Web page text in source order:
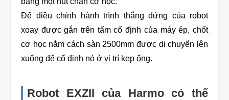
Để điều chỉnh hành trình thẳng đứng của robot
xoay được gắn trên tấm cố định của máy ép, chốt
cơ học nằm cách sàn 2500mm được di chuyển lên
xuống để cố định nó ở vị trí kẹp ống.
Robot EXZII của Harmo có thể